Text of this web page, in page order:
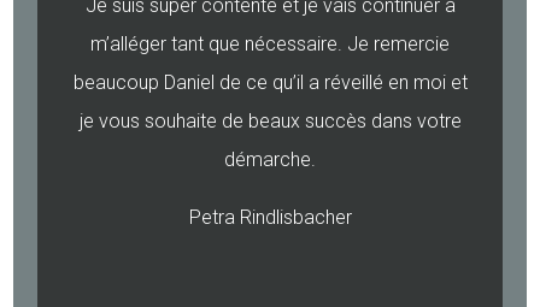
Je suis super contente et je vais continuer à
m’alléger tant que nécessaire. Je remercie
beaucoup Daniel de ce qu’il a réveillé en moi et
je vous souhaite de beaux succès dans votre
démarche.
Petra Rindlisbacher